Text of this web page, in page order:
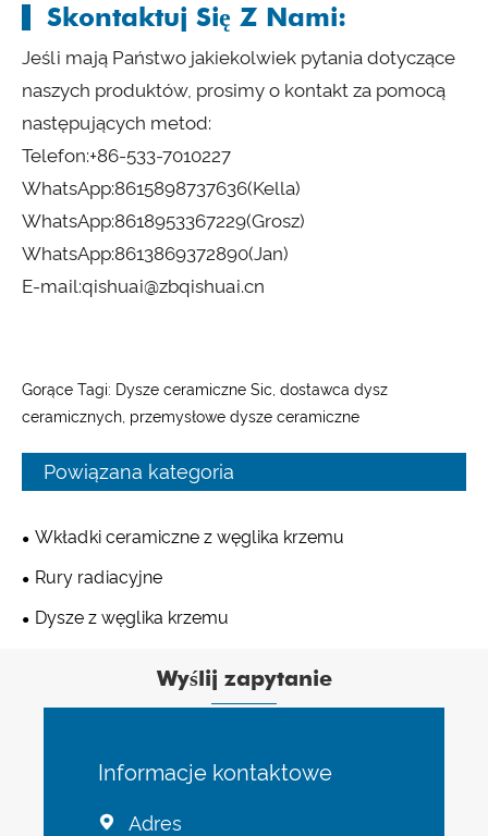
Skontaktuj Się Z Nami:
Jeśli mają Państwo jakiekolwiek pytania dotyczące
naszych produktów, prosimy o kontakt za pomocą
następujących metod:
Telefon:+86-533-7010227
WhatsApp:8615898737636(Kella)
WhatsApp:8618953367229(Grosz)
WhatsApp:8613869372890(Jan)
E-mail:qishuai@zbqishuai.cn
Gorące Tagi: Dysze ceramiczne Sic, dostawca dysz
ceramicznych, przemysłowe dysze ceramiczne
Powiązana kategoria
Wkładki ceramiczne z węglika krzemu
Rury radiacyjne
Dysze z węglika krzemu
Wyślij zapytanie
Informacje kontaktowe
 Adres